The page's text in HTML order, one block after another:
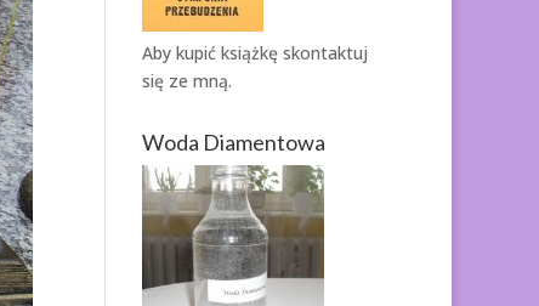
Aby kupić książkę skontaktuj
się ze mną.
Woda Diamentowa